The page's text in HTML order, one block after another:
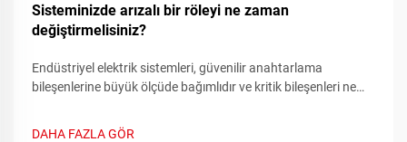
Sisteminizde arızalı bir röleyi ne zaman
değiştirmelisiniz?
Endüstriyel elektrik sistemleri, güvenilir anahtarlama
bileşenlerine büyük ölçüde bağımlıdır ve kritik bileşenleri ne
süresini ve ekipman arızalarını önleyebilir. Röle, yüksek güç
DAHA FAZLA GÖR